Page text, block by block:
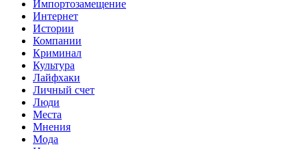
Импортозамещение
Интернет
Истории
Компании
Криминал
Культура
Лайфхаки
Личный счет
Люди
Места
Мнения
Мода